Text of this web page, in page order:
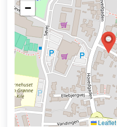
−
Leaflet